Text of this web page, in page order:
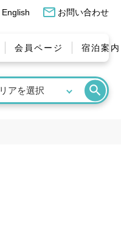
English mail_outline お問い合わせ
会員ページ 宿泊案内
search